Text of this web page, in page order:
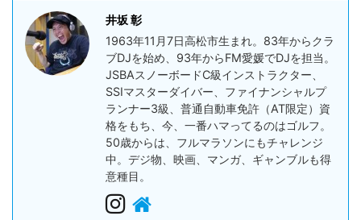
井坂 彰
1963年11月7日高松市生まれ。83年からクラ
ブDJを始め、93年からFM愛媛でDJを担当。
JSBAスノーボードC級インストラクター、
SSIマスターダイバー、ファイナンシャルプ
ランナー3級、普通自動車免許（AT限定）資
格をもち、今、一番ハマってるのはゴルフ。
50歳からは、フルマラソンにもチャレンジ
中。デジ物、映画、マンガ、ギャンブルも得
意種目。